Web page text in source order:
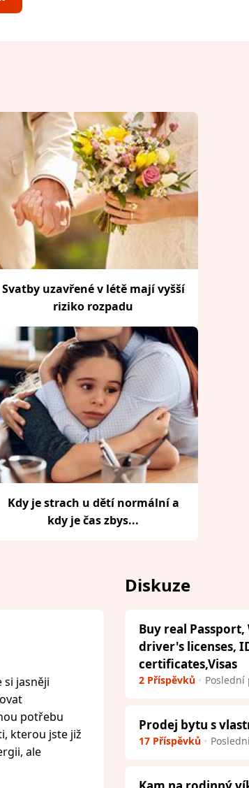
Svatby uzavřené v létě mají vyšší
riziko rozpadu
Kdy je strach u dětí normální a
kdy je čas zbys...
si jasněji
potřebu
kterou jste již
ale
Diskuze
Buy real Passport,
driver's licenses,
certificates,Visas
2 Příspěvků Poslední
Prodej bytu s
17 Příspěvků